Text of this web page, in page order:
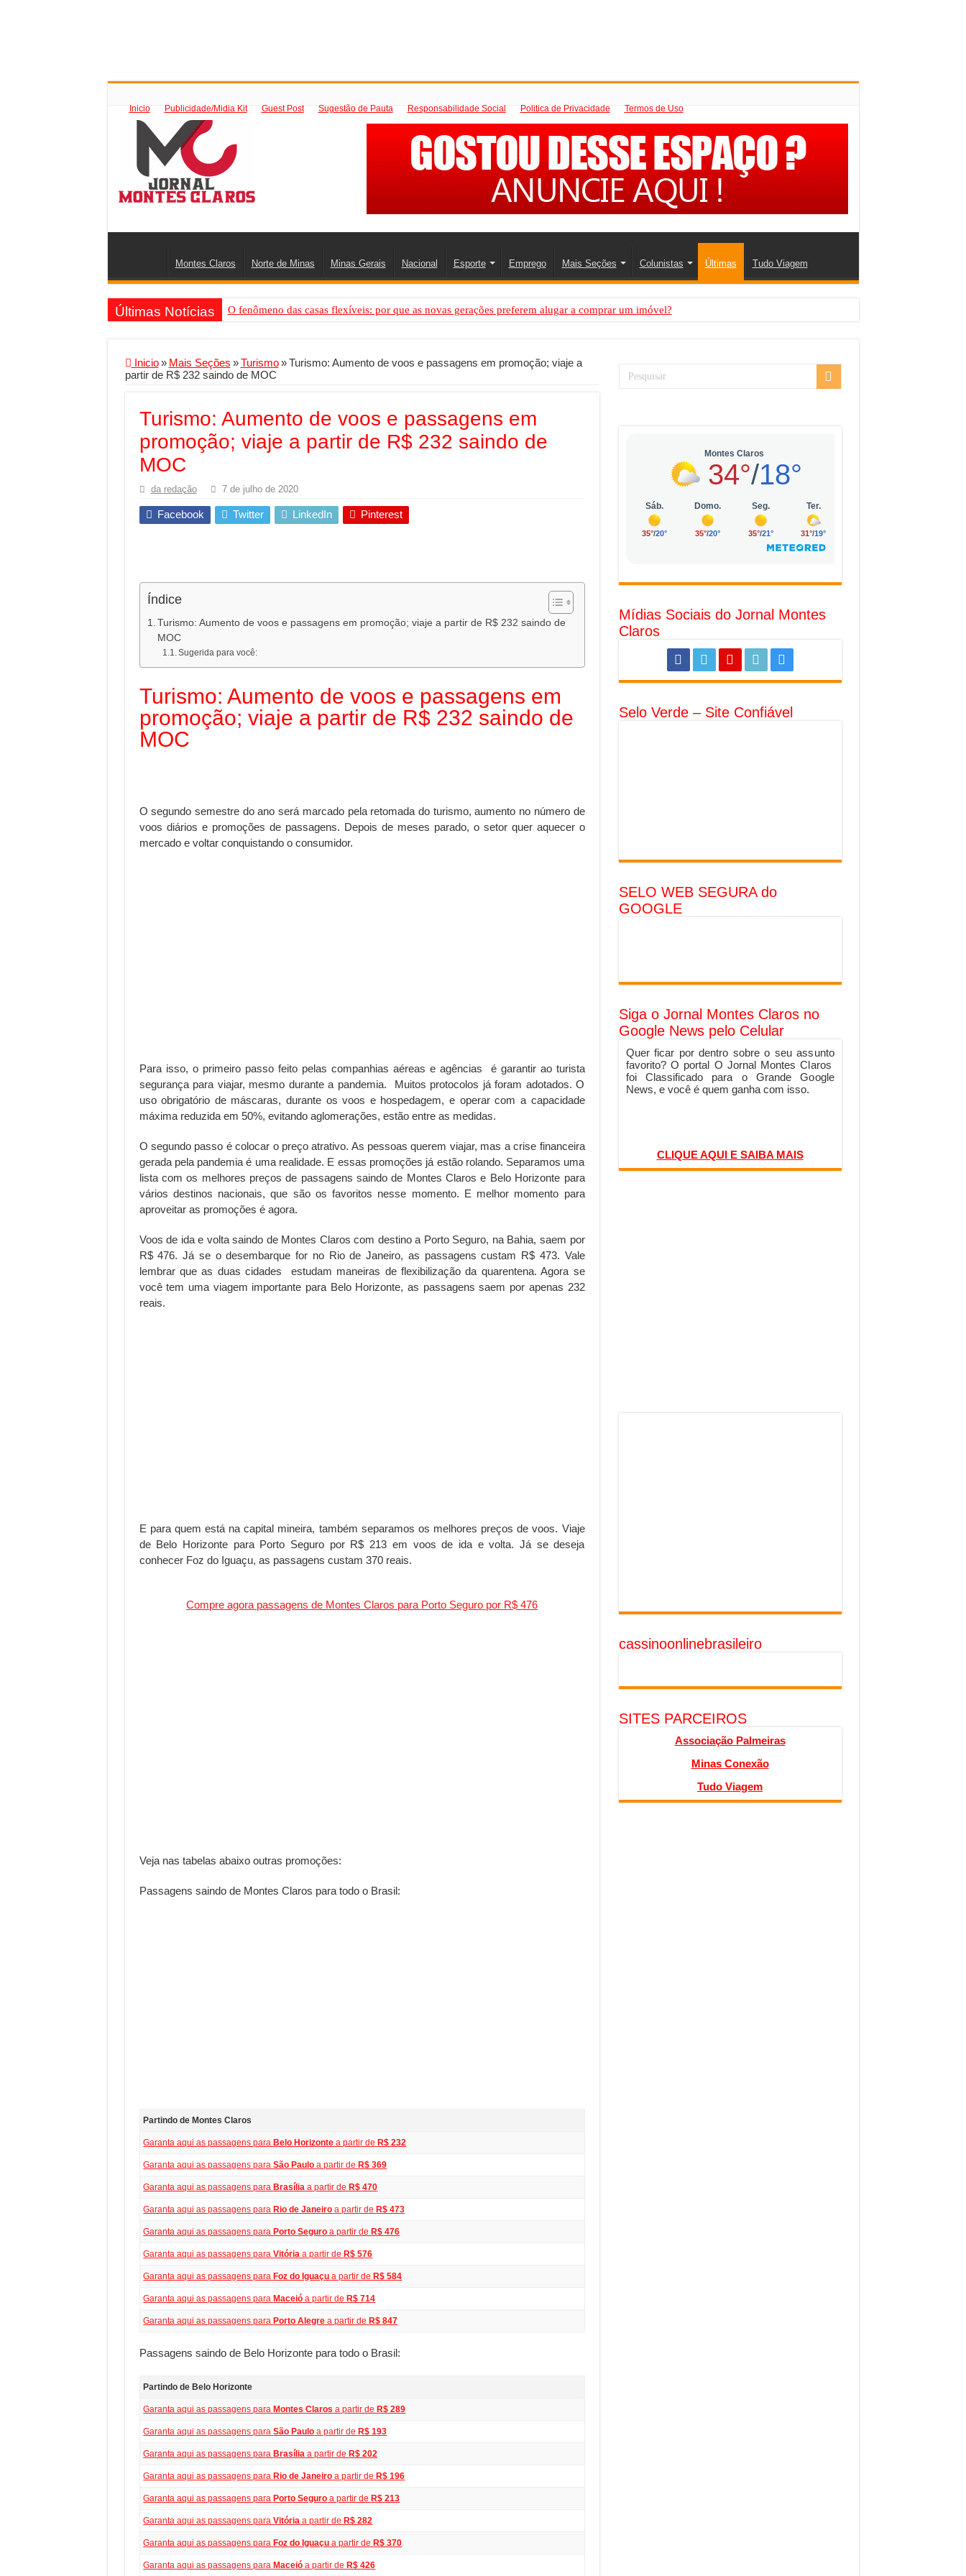
Inicio Publicidade/Midia Kit Guest Post Sugestão de Pauta Responsabilidade Social Politica de Privacidade Termos de Uso
Montes Claros Norte de Minas Minas Gerais Nacional Esporte Emprego Mais Seções Colunistas Últimas Tudo Viagem
Últimas Notícias O fenômeno das casas flexíveis: por que as novas gerações preferem alugar a comprar um imóvel?
Conheça a melhor empresa de transfer passeios e traslados em Porto Seguro, Bahia
Segurança digital se torna prioridade diante do avanço das tecnologias conectadas
Comércio Interativo ganha força no Brasil com a chegada da VIVAMOMENTO ao polo empresarial da Vila Olímpia, em São Paulo
PF e Emissoras Apertam o Cerco Contra Streamings Piratas: Entenda o Bloqueio e o Que Muda
De economista a referência nacional: como Jaque Rosa ensina tarólogas a faturarem mais de R$ 10 mil no digital
Do estudo à aprovação: como planejar sua trajetória acadêmica e profissional
Serralheria de Alumínio vs. Ferro: guia completo para escolher o portão ideal para seu imóvel
Qualidade do produto e percepção do consumidor: como marcas evitam ruídos no mercado
Inicio » Mais Seções » Turismo » Turismo: Aumento de voos e passagens em promoção; viaje a
partir de R$ 232 saindo de MOC
Turismo: Aumento de voos e passagens em
promoção; viaje a partir de R$ 232 saindo de
MOC
da redação 7 de julho de 2020
Facebook Twitter LinkedIn Pinterest
Índice
Turismo: Aumento de voos e passagens em promoção; viaje a partir de R$ 232 saindo de
MOC
Sugerida para você:
Turismo: Aumento de voos e passagens em
promoção; viaje a partir de R$ 232 saindo de
MOC
O segundo semestre do ano será marcado pela retomada do turismo, aumento no número de
voos diários e promoções de passagens. Depois de meses parado, o setor quer aquecer o
mercado e voltar conquistando o consumidor.
Para isso, o primeiro passo feito pelas companhias aéreas e agências é garantir ao turista
segurança para viajar, mesmo durante a pandemia. Muitos protocolos já foram adotados. O
uso obrigatório de máscaras, durante os voos e hospedagem, e operar com a capacidade
máxima reduzida em 50%, evitando aglomerações, estão entre as medidas.
O segundo passo é colocar o preço atrativo. As pessoas querem viajar, mas a crise financeira
gerada pela pandemia é uma realidade. E essas promoções já estão rolando. Separamos uma
lista com os melhores preços de passagens saindo de Montes Claros e Belo Horizonte para
vários destinos nacionais, que são os favoritos nesse momento. E melhor momento para
aproveitar as promoções é agora.
Voos de ida e volta saindo de Montes Claros com destino a Porto Seguro, na Bahia, saem por
R$ 476. Já se o desembarque for no Rio de Janeiro, as passagens custam R$ 473. Vale
lembrar que as duas cidades estudam maneiras de flexibilização da quarentena. Agora se
você tem uma viagem importante para Belo Horizonte, as passagens saem por apenas 232
reais.
E para quem está na capital mineira, também separamos os melhores preços de voos. Viaje
de Belo Horizonte para Porto Seguro por R$ 213 em voos de ida e volta. Já se deseja
conhecer Foz do Iguaçu, as passagens custam 370 reais.
Compre agora passagens de Montes Claros para Porto Seguro por R$ 476
Veja nas tabelas abaixo outras promoções:
Passagens saindo de Montes Claros para todo o Brasil:
Partindo de Montes Claros
Garanta aqui as passagens paraBelo Horizonte a partir deR$ 232
Garanta aqui as passagens paraSão Paulo a partir deR$ 369
Garanta aqui as passagens paraBrasília a partir deR$ 470
Garanta aqui as passagens paraRio de Janeiro a partir deR$ 473
Garanta aqui as passagens paraPorto Seguro a partir deR$ 476
Garanta aqui as passagens paraVitória a partir deR$ 576
Garanta aqui as passagens paraFoz do Iguaçu a partir deR$ 584
Garanta aqui as passagens paraMaceió a partir deR$ 714
Garanta aqui as passagens paraPorto Alegre a partir deR$ 847
Passagens saindo de Belo Horizonte para todo o Brasil:
Partindo de Belo Horizonte
Garanta aqui as passagens paraMontes Claros a partir deR$ 289
Garanta aqui as passagens paraSão Paulo a partir deR$ 193
Garanta aqui as passagens paraBrasília a partir deR$ 202
Garanta aqui as passagens paraRio de Janeiro a partir deR$ 196
Garanta aqui as passagens paraPorto Seguro a partir deR$ 213
Garanta aqui as passagens paraVitória a partir deR$ 282
Garanta aqui as passagens paraFoz do Iguaçu a partir deR$ 370
Garanta aqui as passagens paraMaceió a partir deR$ 426
Mídias Sociais do Jornal Montes
Claros
Selo Verde – Site Confiável
SELO WEB SEGURA do
GOOGLE
Siga o Jornal Montes Claros no
Google News pelo Celular
Quer ficar por dentro sobre o seu assunto
favorito? O portal O Jornal Montes Claros
foi Classificado para o Grande Google
News, e você é quem ganha com isso.
CLIQUE AQUI E SAIBA MAIS
cassinoonlinebrasileiro
SITES PARCEIROS
Associação Palmeiras
Minas Conexão
Tudo Viagem